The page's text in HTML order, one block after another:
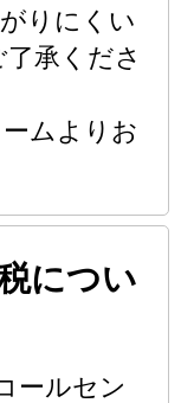
りにくい
承くださ
ムよりお
につい
ールセン